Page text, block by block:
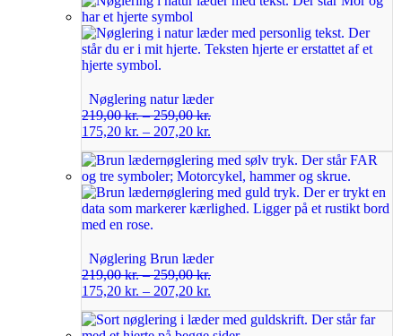
Nøglering natur læder
219,00kr.–259,00kr.
175,20 kr. – 207,20 kr.
Nøglering Brun læder
219,00kr.–259,00kr.
175,20 kr. – 207,20 kr.